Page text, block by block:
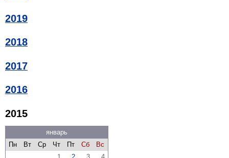
2019
2018
2017
2016
2015
январь
Пн
Вт Ср Чт Пт Сб
Вс